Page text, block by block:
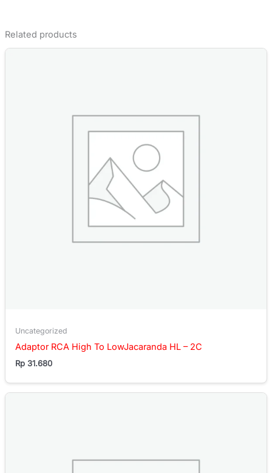
Related products
Uncategorized
Adaptor RCA High To LowJacaranda HL – 2C
Rp 31.680